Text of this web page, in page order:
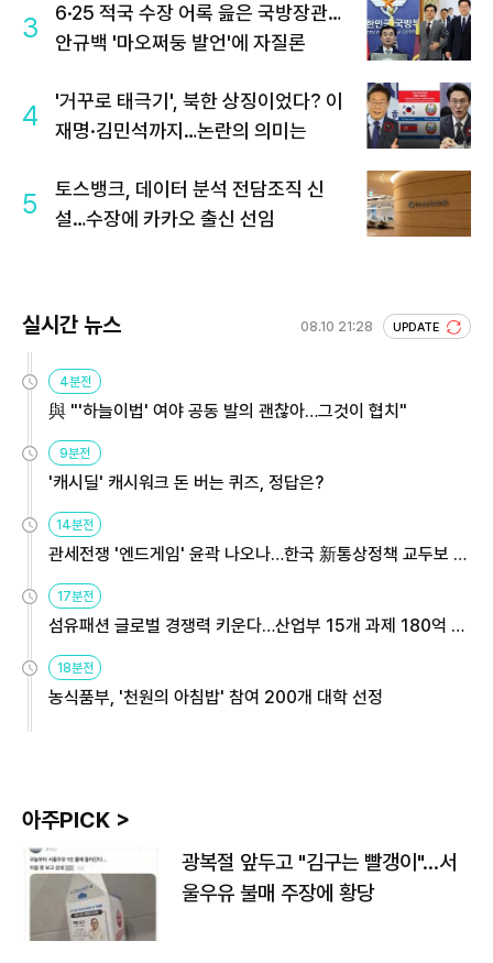
3
6·25 적국 수장 어록 읊은 국방장관…
안규백 '마오쩌둥 발언'에 자질론
4
'거꾸로 태극기', 북한 상징이었다? 이
재명·김민석까지…논란의 의미는
5
토스뱅크, 데이터 분석 전담조직 신
설…수장에 카카오 출신 선임
실시간 뉴스 08.10 21:28 UPDATE
4분전
與 "'하늘이법' 여야 공동 발의 괜찮아…그것이 협치"
9분전
'캐시딜' 캐시워크 돈 버는 퀴즈, 정답은?
14분전
관세전쟁 '엔드게임' 윤곽 나오나…한국 新통상정책 교두보 활
용해야
17분전
섬유패션 글로벌 경쟁력 키운다…산업부 15개 과제 180억 지
원
18분전
농식품부, '천원의 아침밥' 참여 200개 대학 선정
아주PICK >
광복절 앞두고 "김구는 빨갱이"…서
울우유 불매 주장에 황당